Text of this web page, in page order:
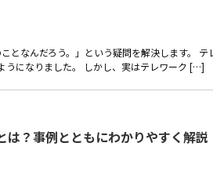
となんだろう。」という疑問を解決します。
うになりました。 しかし、実はテレワーク […]
は？事例とともにわかりやすく解説